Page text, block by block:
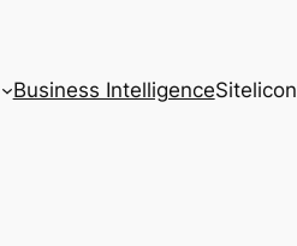
Business IntelligenceSitelicon